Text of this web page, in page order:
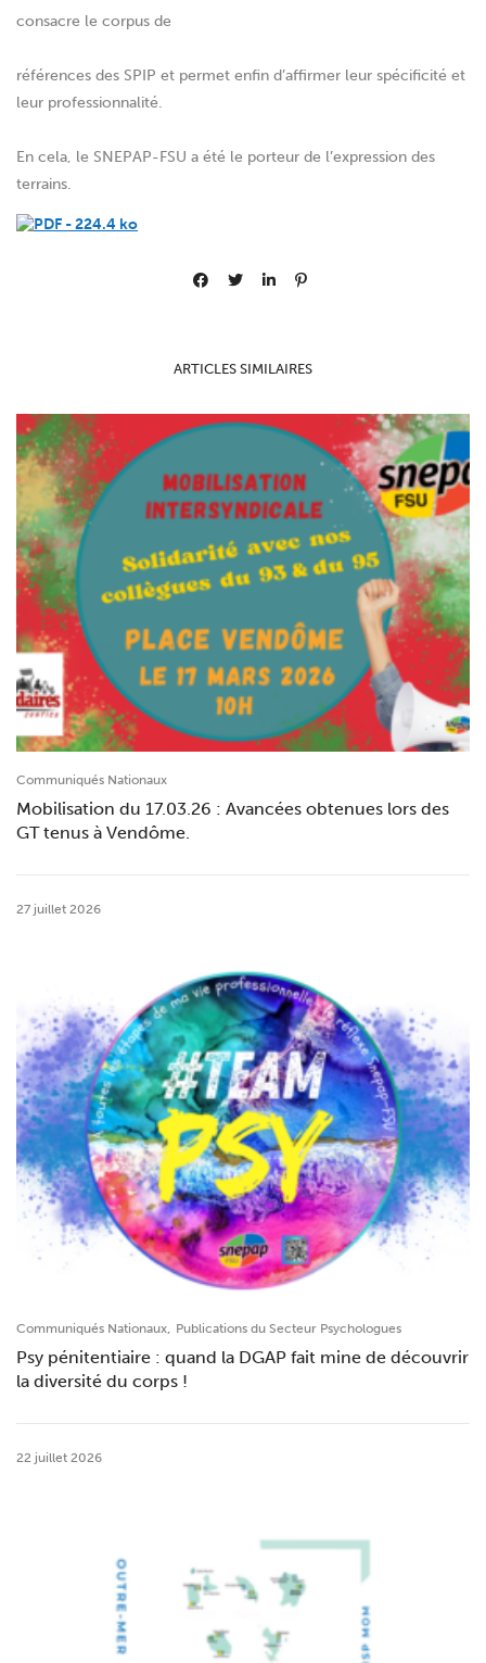
consacre le corpus de
références des SPIP et permet enfin d’affirmer leur spécificité et
leur professionnalité.
En cela, le SNEPAP-FSU a été le porteur de l’expression des
terrains.
ARTICLES SIMILAIRES
Communiqués Nationaux
Mobilisation du 17.03.26 : Avancées obtenues lors des
GT tenus à Vendôme.
27 juillet 2026
Communiqués Nationaux, Publications du Secteur Psychologues
Psy pénitentiaire : quand la DGAP fait mine de découvrir
la diversité du corps !
22 juillet 2026